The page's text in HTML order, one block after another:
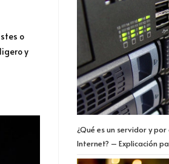
o
y
¿Qué es un servidor y
Internet? – Explicación